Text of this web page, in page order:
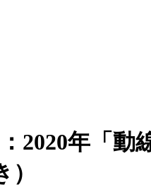
2020年「